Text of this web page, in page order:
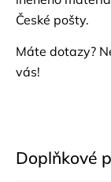
České pošty.
Máte dotazy?
vás!
Doplňkové